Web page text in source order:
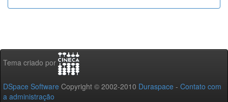
Tema criado por
DSpace Software Copyright © 2002-2010 Duraspace - Contato com
a administração